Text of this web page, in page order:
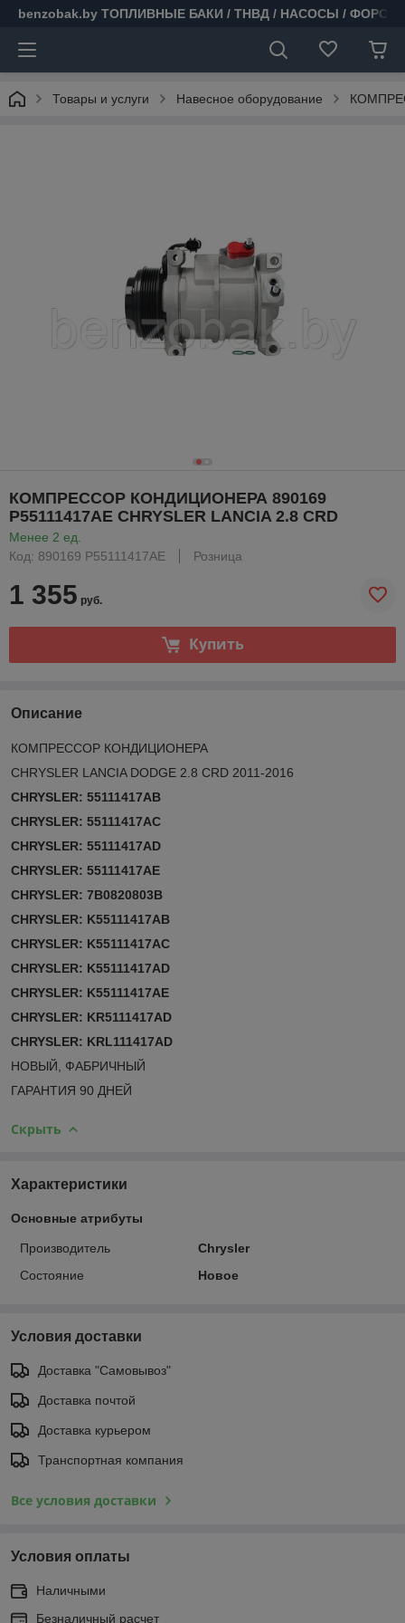
benzobak.by ТОПЛИВНЫЕ БАКИ / ТНВД / НАСОСЫ /
Товары и услуги Навесное оборудование
КОМПРЕССОР КОНДИЦИОНЕРА 890169
P55111417AE CHRYSLER LANCIA 2.8 CRD
Менее 2 ед.
Код: 890169 P55111417AE
Розница
1 355 руб.
Купить
Описание
КОМПРЕССОР КОНДИЦИОНЕРА
CHRYSLER LANCIA DODGE 2.8 CRD 2011-2016
CHRYSLER: 55111417AB
CHRYSLER: 55111417AC
CHRYSLER: 55111417AD
CHRYSLER: 55111417AE
CHRYSLER: 7B0820803B
CHRYSLER: K55111417AB
CHRYSLER: K55111417AC
CHRYSLER: K55111417AD
CHRYSLER: K55111417AE
CHRYSLER: KR5111417AD
CHRYSLER: KRL111417AD
НОВЫЙ, ФАБРИЧНЫЙ
ГАРАНТИЯ 90 ДНЕЙ
Скрыть
Характеристики
Основные атрибуты
Производитель
Chrysler
Состояние
Новое
Условия доставки
Доставка "Самовывоз"
Доставка почтой
Доставка курьером
Транспортная компания
Все условия доставки
Условия оплаты
Наличными
Безналичный расчет